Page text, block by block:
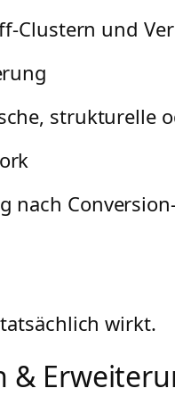
Clustern und
strukturelle
nach
wirkt.
&